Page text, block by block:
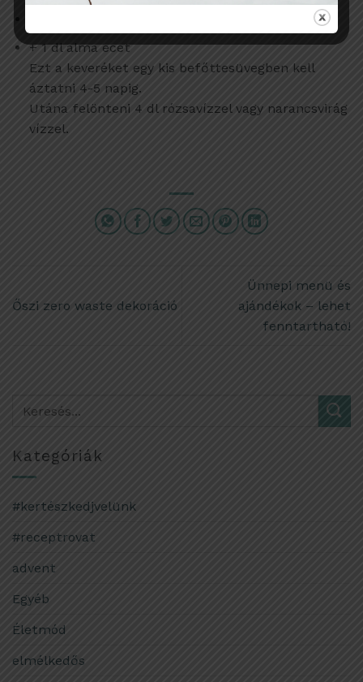
+ 1 dl alma ecet
Ezt a keveréket egy kis befőttesüvegben kell
áztatni 4-5 napig.
Utána felönteni 4 dl rózsavízzel vagy narancsvirág
vízzel.
Őszi zero waste dekoráció
Ünnepi menü és
ajándékok – lehet
fenntartható!
Kategóriák
#kertészkedjvelünk
#receptrovat
advent
Egyéb
Életmód
elmélkedős